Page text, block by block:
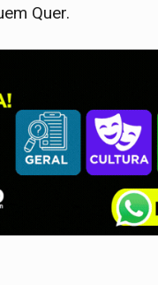
Quer.